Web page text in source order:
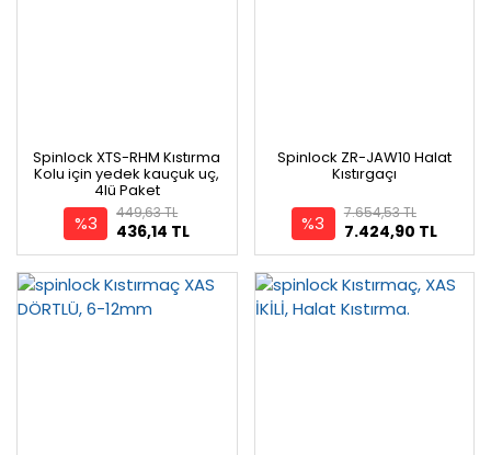
Spinlock XTS-RHM Kıstırma
Kolu için yedek kauçuk uç,
4lü Paket
%3 436,14 TL
449,63 TL
Spinlock ZR-JAW10 Halat
Kıstırgaçı
%3 7.424,90 TL
7.654,53 TL